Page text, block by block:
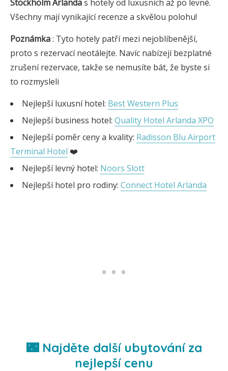
Stockholm Arlandas hotely od luxusních až po levné.
Všechny mají vynikající recenze a skvělou polohu!
Poznámka: Tyto hotely patří mezi nejoblíbenější,
proto s rezervací neotálejte. Navíc nabízejí bezplatné
zrušení rezervace, takže se nemusíte bát, že byste si
to rozmysleli
Nejlepší luxusní hotel: Best Western Plus
Nejlepší business hotel: Quality Hotel Arlanda XPO
Nejlepší poměr ceny a kvality: Radisson Blu Airport
Terminal Hotel ❤️
Nejlepší levný hotel: Noors Slott
Nejlepší hotel pro rodiny: Connect Hotel Arlanda
🌃 Najděte další ubytování za
nejlepší cenu